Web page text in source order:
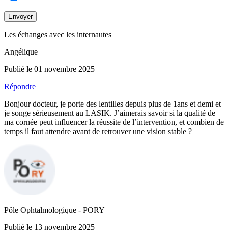
Envoyer
Les échanges avec les internautes
Angélique
Publié le 01 novembre 2025
Répondre
Bonjour docteur, je porte des lentilles depuis plus de 1ans et demi et
je songe sérieusement au LASIK. J’aimerais savoir si la qualité de
ma cornée peut influencer la réussite de l’intervention, et combien de
temps il faut attendre avant de retrouver une vision stable ?
Pôle Ophtalmologique - PORY
Publié le 13 novembre 2025